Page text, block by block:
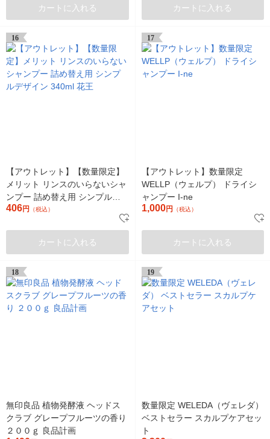
カートに入れる カートに入れる
16
【アウトレット】【数量限定】
メリット リンスのいらないシャ
ンプー 詰め替え用 シンプルデ
ザイン 340ml 花王
406円 （税込）
カートに入れる
17
【アウトレット】数量限定
WELLP（ウェルプ） ドライシ
ャンプー I-ne
1,000円 （税込）
カートに入れる
18
無印良品 植物発酵液 ヘッドス
クラブ グレープフルーツの香り
２００ｇ 良品計画
19
数量限定 WELEDA（ヴェレダ）
ベストセラー スカルプケアセッ
ト